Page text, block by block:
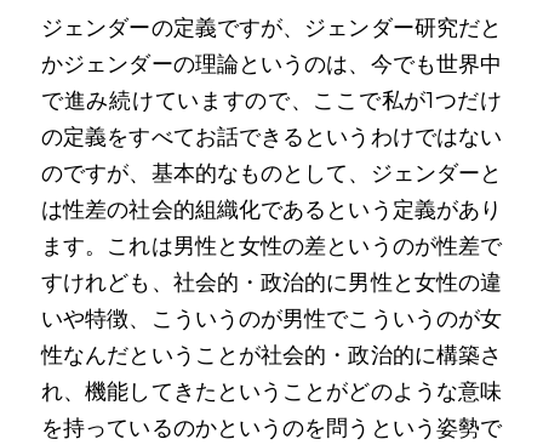
ジェンダーの定義ですが、ジェンダー研究だと
かジェンダーの理論というのは、今でも世界中
で進み続けていますので、ここで私が1つだけ
の定義をすべてお話できるというわけではない
のですが、基本的なものとして、ジェンダーと
は性差の社会的組織化であるという定義があり
ます。これは男性と女性の差というのが性差で
すけれども、社会的・政治的に男性と女性の違
いや特徴、こういうのが男性でこういうのが女
性なんだということが社会的・政治的に構築さ
れ、機能してきたということがどのような意味
を持っているのかというのを問うという姿勢で